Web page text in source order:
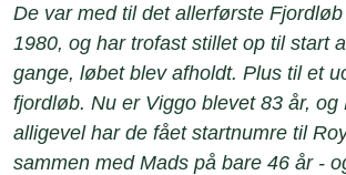
De var med til det allerførste
1980, og har trofast stillet op til start
gange, løbet blev afholdt. Plus til et
fjordløb. Nu er Viggo blevet 83 år, og
alligevel har de fået startnumre til
sammen med Mads på bare 46 år -